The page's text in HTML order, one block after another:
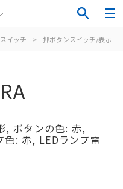
スイッチ > 押ボタンスイッチ/表示灯
, ボタンの色: 赤,
: 赤, LEDランプ電